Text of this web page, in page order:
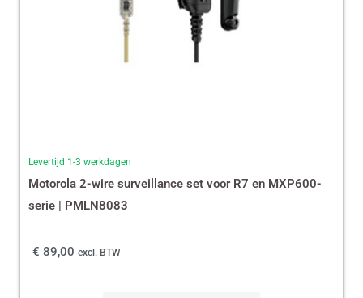
Levertijd 1-3 werkdagen
Motorola 2-wire surveillance set voor R7 en MXP600-
serie | PMLN8083
€ 89,00 excl. BTW